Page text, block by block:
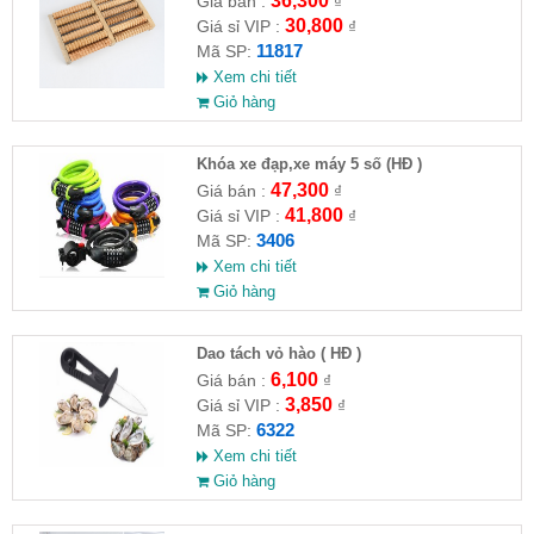
Giá sỉ VIP : 30,800₫
Mã SP: 11817
Xem chi tiết
Giỏ hàng
Khóa xe đạp,xe máy 5 số (HĐ )
Giá bán : 47,300₫
Giá sỉ VIP : 41,800₫
Mã SP: 3406
Xem chi tiết
Giỏ hàng
Dao tách vỏ hào ( HĐ )
Giá bán : 6,100₫
Giá sỉ VIP : 3,850₫
Mã SP: 6322
Xem chi tiết
Giỏ hàng